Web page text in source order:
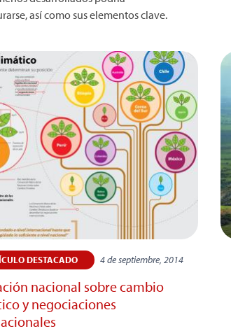
así como sus elementos clave.
DESTACADO 4 de septiembre, 2014
nacional sobre cambio
y negociaciones